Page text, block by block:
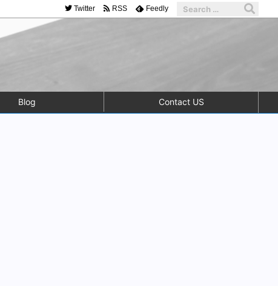
Blog Contact US
Twitter RSS Feedly